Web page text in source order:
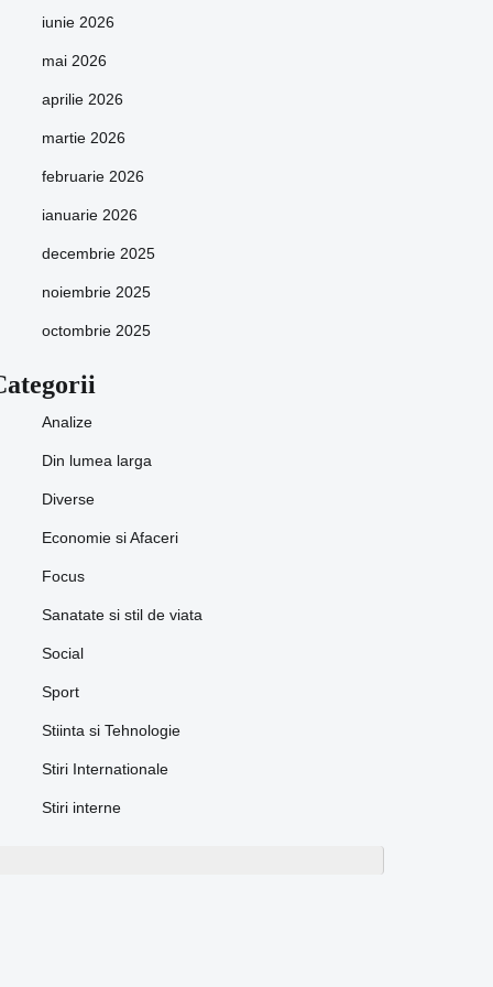
iunie 2026
mai 2026
aprilie 2026
martie 2026
februarie 2026
ianuarie 2026
decembrie 2025
noiembrie 2025
octombrie 2025
Analize
Din lumea larga
Diverse
Economie si Afaceri
Focus
Sanatate si stil de viata
Social
Sport
Stiinta si Tehnologie
Stiri Internationale
Stiri interne